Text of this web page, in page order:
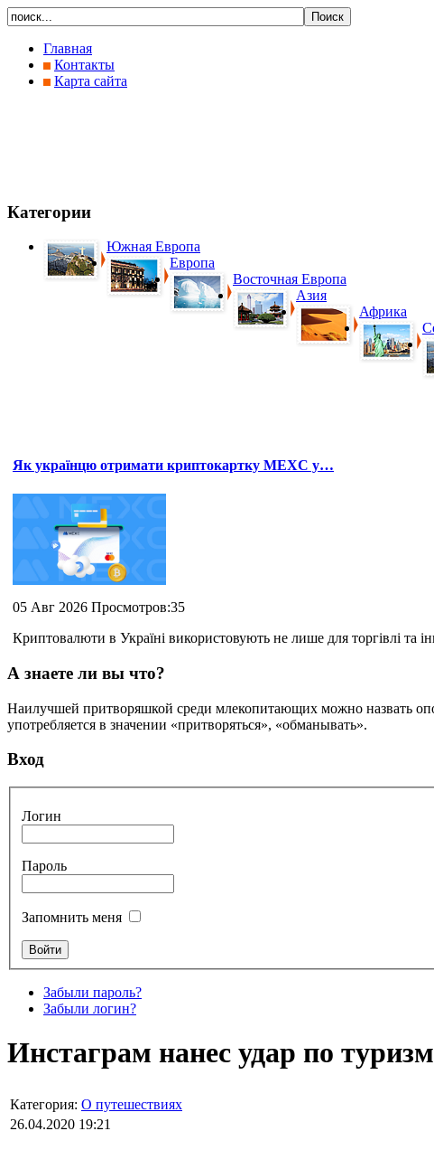
Главная
Контакты
Карта сайта
Категории
Южная Европа
Европа
Восточная Европа
Азия
Африка
Як українцю отримати криптокартку MEXC у…
05 Авг 2026 Просмотров:35
Криптовалюти в Україні використовують не лише для торгівлі та
А знаете ли вы что?
Наилучшей притворяшкой среди млекопитающих можно назвать
употребляется в значении «притворяться», «обманывать».
Вход
Логин
Пароль
Запомнить меня
Забыли пароль?
Забыли логин?
Инстаграм нанес удар по
Категория: О путешествиях
26.04.2020 19:21